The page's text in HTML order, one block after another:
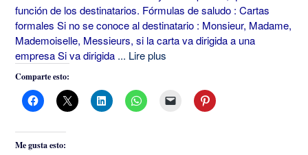
función de los destinatarios. Fórmulas de saludo : Cartas
formales Si no se conoce al destinatario : Monsieur, Madame,
Mademoiselle, Messieurs, si la carta va dirigida a una
empresa Si va dirigida ... Lire plus
Comparte esto:
Me gusta esto: